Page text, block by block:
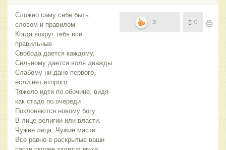
Сложно саму себе быть
словом и правилом
Когда вокруг тебя все
правильные.
Свобода дается каждому,
Сильному дается воля дважды
Слабому ни дано первого,
если нет второго.
Тяжело идти по обочине, видя
как стадо по очереди
Поклоняются новому богу
В лице религии или власти.
Чужие лица. Чужие масти.
Все равно в раскрытые ваши
3 0